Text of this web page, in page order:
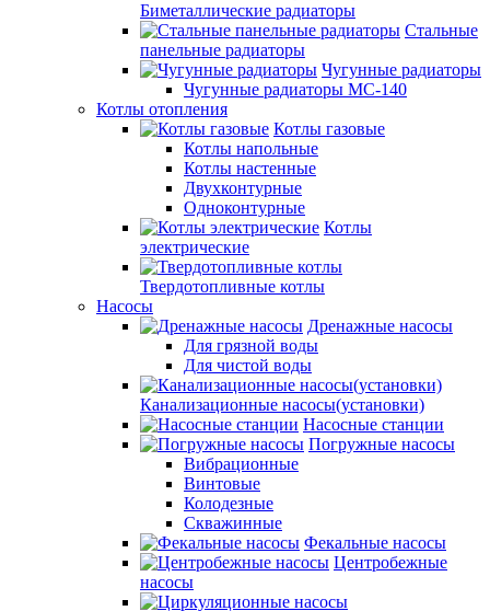
Биметаллические радиаторы
Стальные
панельные радиаторы
Чугунные радиаторы
Чугунные радиаторы МС-140
Котлы отопления
Котлы газовые
Котлы напольные
Котлы настенные
Двухконтурные
Одноконтурные
Котлы
электрические
Твердотопливные котлы
Насосы
Дренажные насосы
Для грязной воды
Для чистой воды
Канализационные насосы(установки)
Насосные станции
Погружные насосы
Вибрационные
Винтовые
Колодезные
Скважинные
Фекальные насосы
Центробежные
насосы